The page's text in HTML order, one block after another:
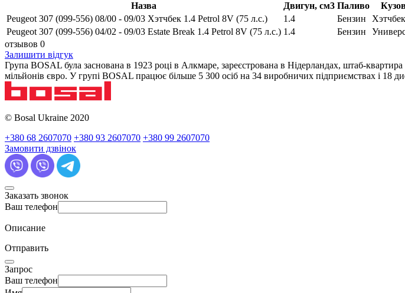
Назва Двигун, см3 Паливо
Peugeot 307 (099-556) 08/00 - 09/03 Хэтчбек 1.4 Petrol 8V (75 л.с.)
1.4 Бензин Хэтчбек
Peugeot 307 (099-556) 04/02 - 09/03 Estate Break 1.4 Petrol 8V (75 л.с.) 1.4 Бензин
отзывов 0
Залишити відгук
Група BOSAL була заснована в 1923 році в Алкмаре, зареєстрована в Нідерландах, штаб-
мільйонів євро. У групі BOSAL працює більше 5 300 осіб на 34 виробничих підприємствах і 18
© Bosal Ukraine 2020
+380 68 2607070 +380 93 2607070 +380 99 2607070
Замовити дзвінок
Заказать звонок
Ваш телефон
Описание
Отправить
Запрос
Ваш телефон